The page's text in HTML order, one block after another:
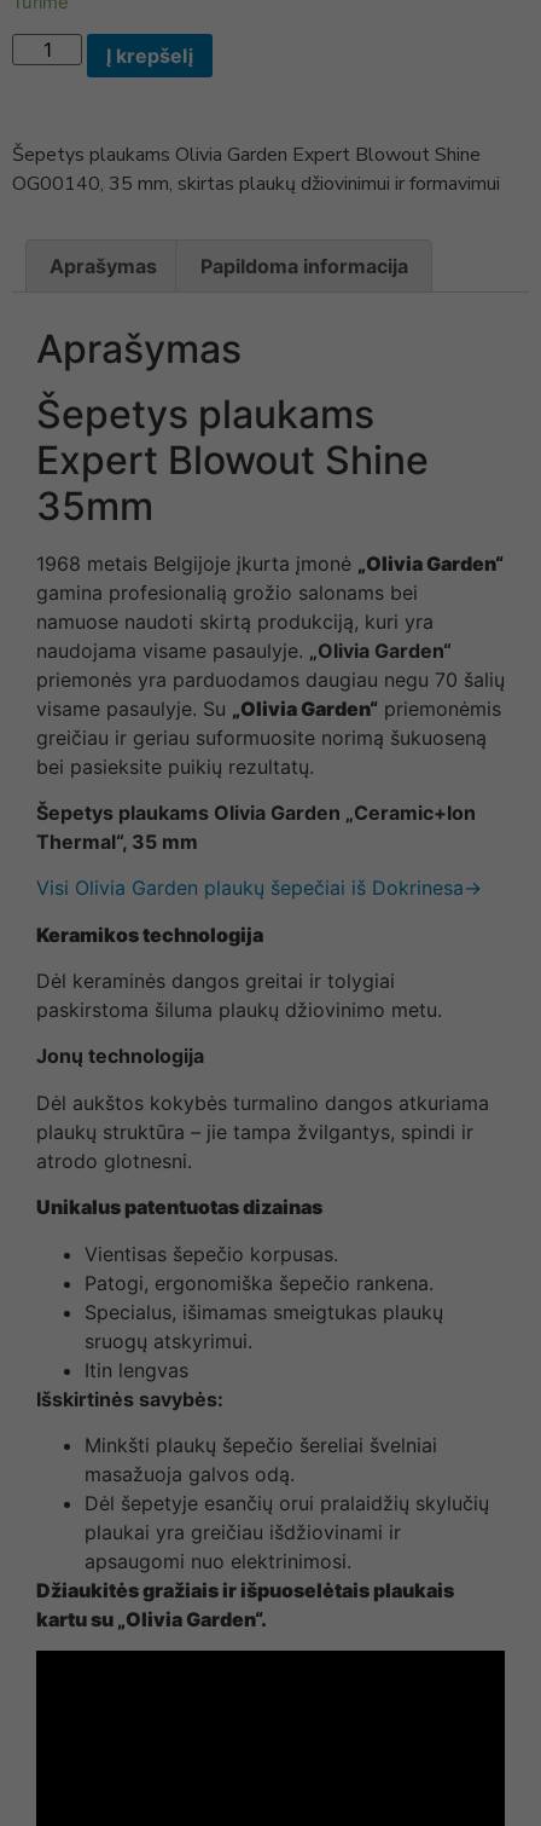
Į krepšelį
Šepetys plaukams Olivia Garden Expert Blowout Shine
OG00140, 35 mm, skirtas plaukų džiovinimui ir formavimui
Aprašymas Papildoma informacija
Aprašymas
Šepetys plaukams
Expert Blowout Shine
35mm
1968 metais Belgijoje įkurta įmonė „Olivia Garden“
gamina profesionalią grožio salonams bei
namuose naudoti skirtą produkciją, kuri yra
naudojama visame pasaulyje. „Olivia Garden“
priemonės yra parduodamos daugiau negu 70 šalių
visame pasaulyje. Su „Olivia Garden“ priemonėmis
greičiau ir geriau suformuosite norimą šukuoseną
bei pasieksite puikių rezultatų.
Šepetys plaukams Olivia Garden „Ceramic+Ion
Thermal“, 35 mm
Visi Olivia Garden plaukų šepečiai iš Dokrinesa→
Keramikos technologija
Dėl keraminės dangos greitai ir tolygiai
paskirstoma šiluma plaukų džiovinimo metu.
Jonų technologija
Dėl aukštos kokybės turmalino dangos atkuriama
plaukų struktūra – jie tampa žvilgantys, spindi ir
atrodo glotnesni.
Unikalus patentuotas dizainas
Vientisas šepečio korpusas.
Patogi, ergonomiška šepečio rankena.
Specialus, išimamas smeigtukas plaukų
sruogų atskyrimui.
Itin lengvas
Išskirtinės savybės:
Minkšti plaukų šepečio šereliai švelniai
masažuoja galvos odą.
Dėl šepetyje esančių orui pralaidžių skylučių
plaukai yra greičiau išdžiovinami ir
apsaugomi nuo elektrinimosi.
Džiaukitės gražiais ir išpuoselėtais plaukais
kartu su „Olivia Garden“.